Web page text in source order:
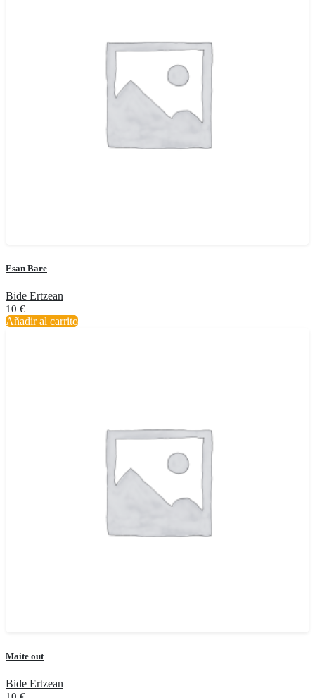
Esan Bare
Bide Ertzean
10 €
Añadir al carrito
Maite out
Bide Ertzean